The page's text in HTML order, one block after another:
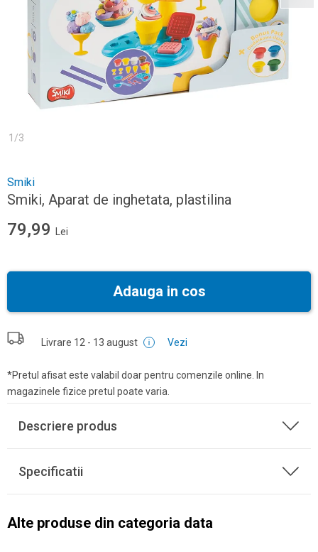
Confirma
1 /3
Smiki
Smiki, Aparat de inghetata, plastilina
79,99 Lei
Adauga in cos
Livrare 12 - 13 august Vezi
*Pretul afisat este valabil doar pentru comenzile online. In
magazinele fizice pretul poate varia.
Descriere produs
Specificatii
Alte produse din categoria data